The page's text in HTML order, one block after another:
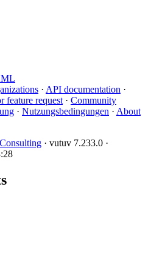
· API documentation ·
feature request · Community
· Nutzungsbedingungen · About
· vutuv 7.233.0 ·